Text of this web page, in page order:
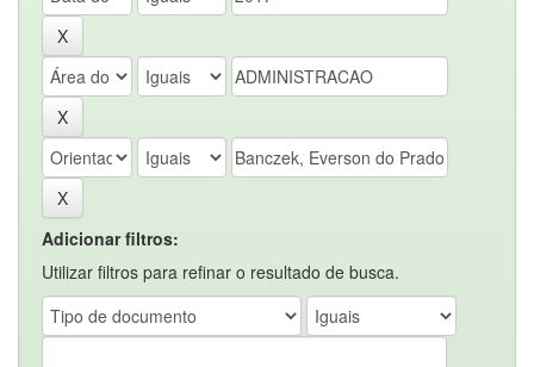
Adicionar filtros:
Utilizar filtros para refinar o resultado de busca.